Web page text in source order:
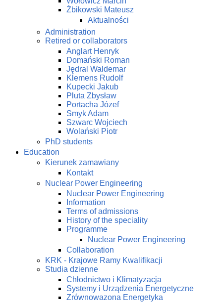
Żbikowski Mateusz
Aktualności
Administration
Retired or collaborators
Anglart Henryk
Domański Roman
Jędral Waldemar
Klemens Rudolf
Kupecki Jakub
Pluta Zbysław
Portacha Józef
Smyk Adam
Szwarc Wojciech
Wolański Piotr
PhD students
Education
Kierunek zamawiany
Kontakt
Nuclear Power Engineering
Nuclear Power Engineering
Information
Terms of admissions
History of the speciality
Programme
Nuclear Power Engineering
Collaboration
KRK - Krajowe Ramy Kwalifikacji
Studia dzienne
Chłodnictwo i Klimatyzacja
Systemy i Urządzenia Energetyczne
Zrównowazona Energetyka